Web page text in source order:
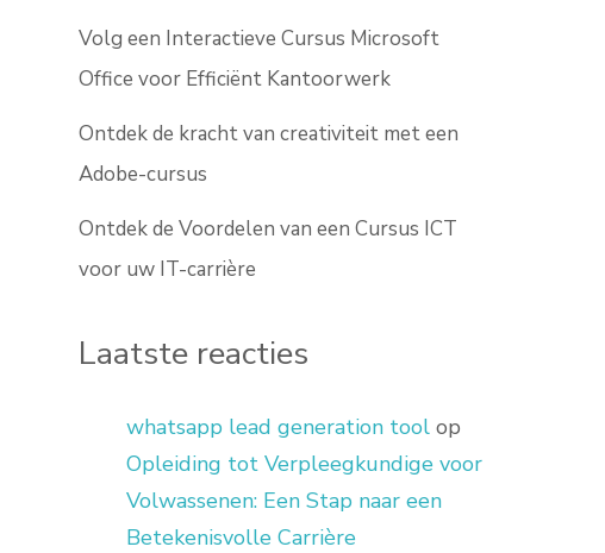
Volg een Interactieve Cursus Microsoft
Office voor Efficiënt Kantoorwerk
Ontdek de kracht van creativiteit met een
Adobe-cursus
Ontdek de Voordelen van een Cursus ICT
voor uw IT-carrière
Laatste reacties
whatsapp lead generation tool op
Opleiding tot Verpleegkundige voor
Volwassenen: Een Stap naar een
Betekenisvolle Carrière